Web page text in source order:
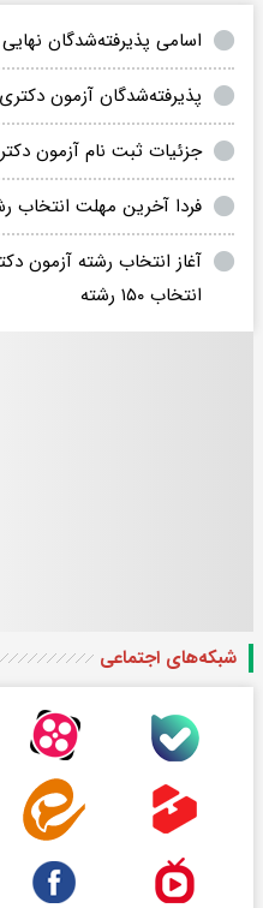
اسامی پذیرفته‌شدگان نهایی آزمون
پذیرفته‌شدگان آزمون
جزئیات ثبت نام آزمون دکتری
فردا آخرین مهلت انتخاب
انتخاب ۱۵۰ رشته
شبکه‌های اجتماعی